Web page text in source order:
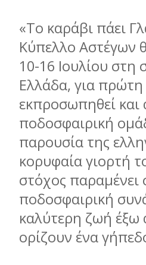
«Το καράβι πάει
Κύπελλο Αστέγων
10-16 Ιουλίου
Ελλάδα, για
εκπροσωπηθεί και
ποδοσφαιρική
παρουσία της
κορυφαία γιορτή
στόχος παραμένει
ποδοσφαιρική
καλύτερη ζωή έξω
ορίζουν ένα